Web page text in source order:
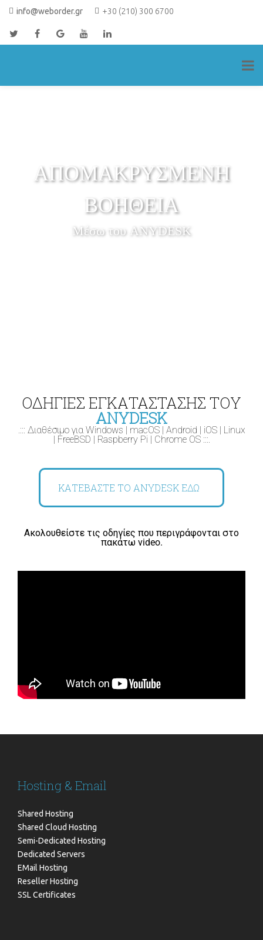
info@weborder.gr +30 (210) 300 6700
content
ΑΠΟΜΑΚΡΥΣΜΕΝΗ
ΒΟΗΘΕΙΑ
Μέσω του ANYDESK
ΟΔΗΓΙΕΣ ΕΓΚΑΤΑΣΤΑΣΗΣ ΤΟΥ
ANYDESK
.::: Διαθέσιμο για Windows | macOS | Android | iOS | Linux
| FreeBSD | Raspberry Pi | Chrome OS :::.
ΚΑΤΕΒΑΣΤΕ ΤΟ ANYDESK ΕΔΩ
Ακολουθείστε τις οδηγίες που περιγράφονται στο
πακάτω video.
Hosting & Email
Shared Hosting
Shared Cloud Hosting
Semi-Dedicated Hosting
Dedicated Servers
EMail Hosting
Reseller Hosting
SSL Certificates